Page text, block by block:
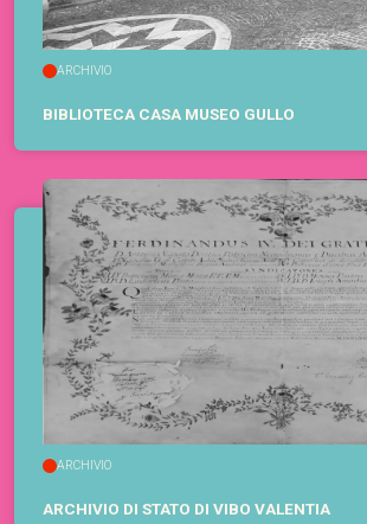
ARCHIVIO
BIBLIOTECA CASA MUSEO GULLO
ARCHIVIO
ARCHIVIO DI STATO DI VIBO VALENTIA